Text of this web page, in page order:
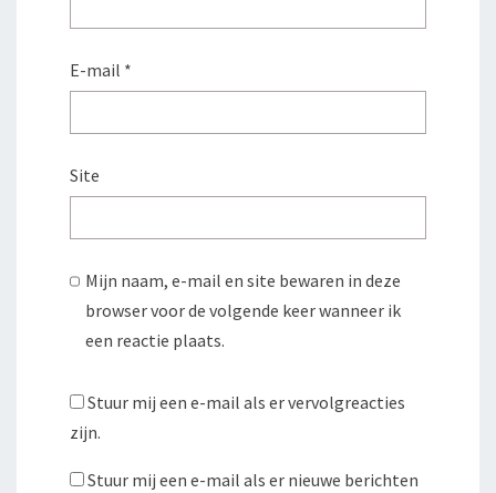
E-mail *
Site
Mijn naam, e-mail en site bewaren in deze
browser voor de volgende keer wanneer ik
een reactie plaats.
Stuur mij een e-mail als er vervolgreacties
zijn.
Stuur mij een e-mail als er nieuwe berichten